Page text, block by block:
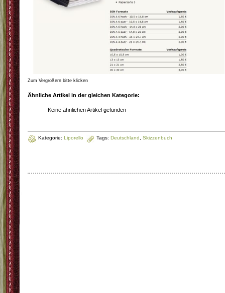
Zum Vergrößern bitte klicken
Ähnliche Artikel in der gleichen Kategorie:
Keine ähnlichen Artikel gefunden
Kategorie: Liporello Tags: Deutschland Skizzenbuch